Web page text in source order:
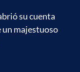
su cuenta
un majestuoso